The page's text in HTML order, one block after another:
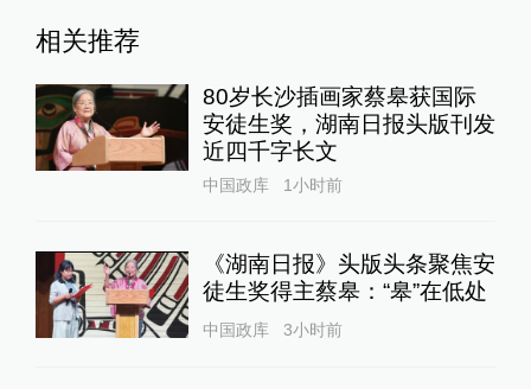
相关推荐
80岁长沙插画家蔡皋获国际
安徒生奖，湖南日报头版刊发
近四千字长文
中国政库 1小时前
《湖南日报》头版头条聚焦安
徒生奖得主蔡皋：“皋”在低处
中国政库 3小时前